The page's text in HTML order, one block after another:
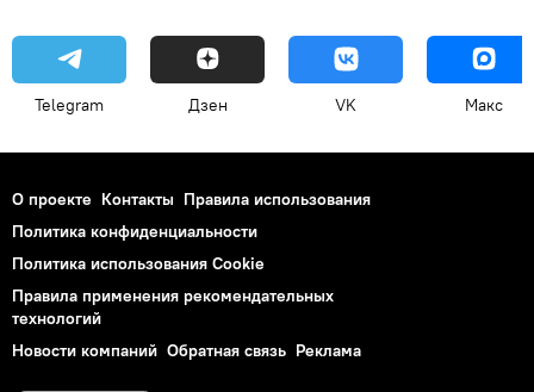
Telegram Дзен VK Макс
О проекте Контакты Правила использования
Политика конфиденциальности
Политика использования Cookie
Правила применения рекомендательных
технологий
Новости компаний Обратная связь Реклама